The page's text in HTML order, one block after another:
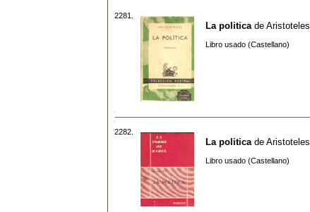
2281.
La politica de Aristoteles
Libro usado (Castellano)
2282.
La politica de Aristoteles
Libro usado (Castellano)